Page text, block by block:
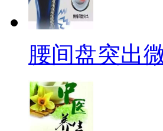
腰间盘突出